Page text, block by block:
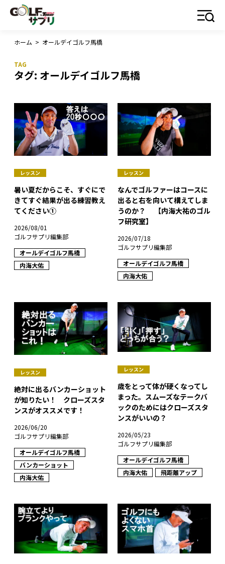
ホーム > オールデイゴルフ馬橋
タグ: オールデイゴルフ馬橋
レッスン
暑い夏だからこそ、すぐにで
きてすぐ結果が出る練習教え
てください①
2026/08/01
ゴルフサプリ編集部
オールデイゴルフ馬橋
内海大佑
レッスン
なんでゴルファーはコースに
出ると右を向いて構えてしま
うのか？ 【内海大祐のゴル
フ研究室】
2026/07/18
ゴルフサプリ編集部
オールデイゴルフ馬橋
内海大佑
レッスン
絶対に出るバンカーショット
が知りたい！ クローズスタ
ンスがオススメです！
2026/06/20
ゴルフサプリ編集部
オールデイゴルフ馬橋
バンカーショット
内海大佑
レッスン
歳をとって体が硬くなってし
まった。スムーズなテークバ
ックのためにはクローズスタ
ンスがいいの？
2026/05/23
ゴルフサプリ編集部
オールデイゴルフ馬橋
内海大佑
飛距離アップ